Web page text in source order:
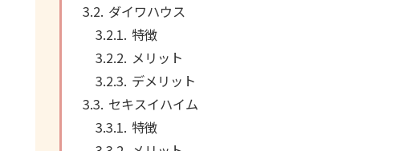
ダイワハウス
特徴
メリット
デメリット
セキスイハイム
特徴